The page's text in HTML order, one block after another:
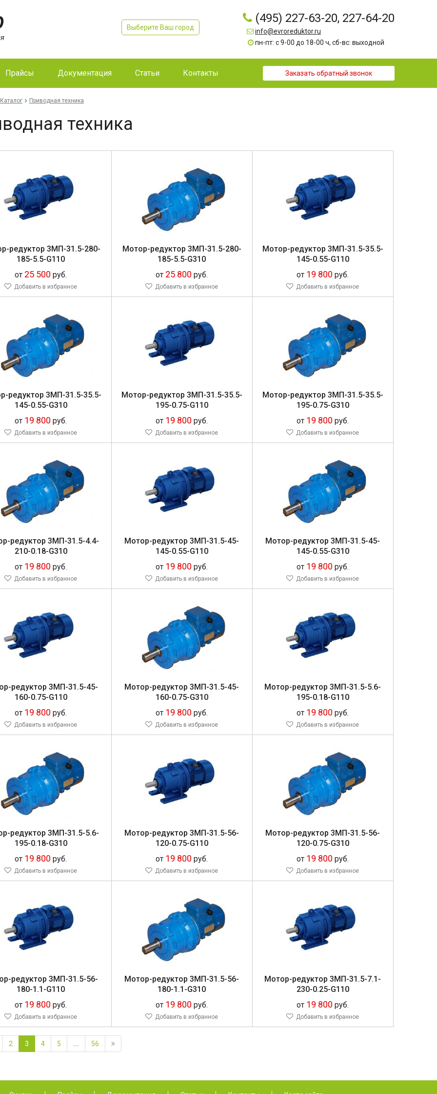
Выберите Ваш город
(495) 227-63-20, 227-64-20
info@evroreduktor.ru
пн-пт: с 9-00 до 18-00 ч, сб-вс: выходной
Прайсы Документация Статьи Контакты Заказать обратный звонок
Каталог Приводная техника
техника
ре­дук­тор 3МП-31.5-280-
185-5.5-G110
от 25 500 руб.
Добавить в избранное
Мо­тор-ре­дук­тор 3МП-31.5-280-
185-5.5-G310
от 25 800 руб.
Добавить в избранное
Мо­тор-ре­дук­тор 3МП-31.5-35.5-
145-0.55-G110
от 19 800 руб.
Добавить в избранное
ре­дук­тор 3МП-31.5-35.5-
145-0.55-G310
от 19 800 руб.
Добавить в избранное
Мо­тор-ре­дук­тор 3МП-31.5-35.5-
195-0.75-G110
от 19 800 руб.
Добавить в избранное
Мо­тор-ре­дук­тор 3МП-31.5-35.5-
195-0.75-G310
от 19 800 руб.
Добавить в избранное
ре­дук­тор 3МП-31.5-4.4-
210-0.18-G310
от 19 800 руб.
Добавить в избранное
Мо­тор-ре­дук­тор 3МП-31.5-45-
145-0.55-G110
от 19 800 руб.
Добавить в избранное
Мо­тор-ре­дук­тор 3МП-31.5-45-
145-0.55-G310
от 19 800 руб.
Добавить в избранное
ре­дук­тор 3МП-31.5-45-
160-0.75-G110
от 19 800 руб.
Добавить в избранное
Мо­тор-ре­дук­тор 3МП-31.5-45-
160-0.75-G310
от 19 800 руб.
Добавить в избранное
Мо­тор-ре­дук­тор 3МП-31.5-5.6-
195-0.18-G110
от 19 800 руб.
Добавить в избранное
ре­дук­тор 3МП-31.5-5.6-
195-0.18-G310
от 19 800 руб.
Добавить в избранное
Мо­тор-ре­дук­тор 3МП-31.5-56-
120-0.75-G110
от 19 800 руб.
Добавить в избранное
Мо­тор-ре­дук­тор 3МП-31.5-56-
120-0.75-G310
от 19 800 руб.
Добавить в избранное
ре­дук­тор 3МП-31.5-56-
180-1.1-G110
от 19 800 руб.
Добавить в избранное
Мо­тор-ре­дук­тор 3МП-31.5-56-
180-1.1-G310
от 19 800 руб.
Добавить в избранное
Мо­тор-ре­дук­тор 3МП-31.5-7.1-
230-0.25-G110
от 19 800 руб.
Добавить в избранное
2 3 4 5 ... 56